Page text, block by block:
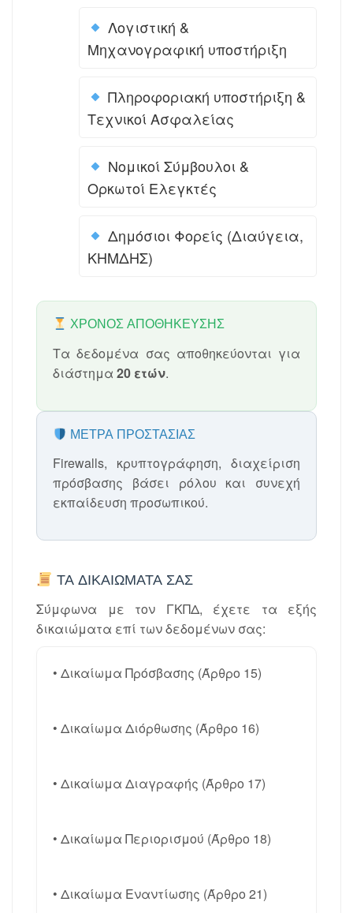
Λογιστική &
Μηχανογραφική υποστήριξη
Πληροφοριακή υποστήριξη &
Τεχνικοί Ασφαλείας
Νομικοί Σύμβουλοι &
Ορκωτοί Ελεγκτές
Δημόσιοι Φορείς (Διαύγεια,
ΚΗΜΔΗΣ)
ΧΡΌΝΟΣ ΑΠΟΘΉΚΕΥΣΗΣ
Τα δεδομένα σας αποθηκεύονται για
διάστημα 20 ετών.
ΜΈΤΡΑ ΠΡΟΣΤΑΣΊΑΣ
Firewalls, κρυπτογράφηση, διαχείριση
πρόσβασης βάσει ρόλου και συνεχή
εκπαίδευση προσωπικού.
ΤΑ ΔΙΚΑΙΏΜΑΤΆ ΣΑΣ
Σύμφωνα με τον ΓΚΠΔ, έχετε τα εξής
δικαιώματα επί των δεδομένων σας:
• Δικαίωμα Πρόσβασης (Άρθρο 15)
• Δικαίωμα Διόρθωσης (Άρθρο 16)
• Δικαίωμα Διαγραφής (Άρθρο 17)
• Δικαίωμα Περιορισμού (Άρθρο 18)
• Δικαίωμα Εναντίωσης (Άρθρο 21)